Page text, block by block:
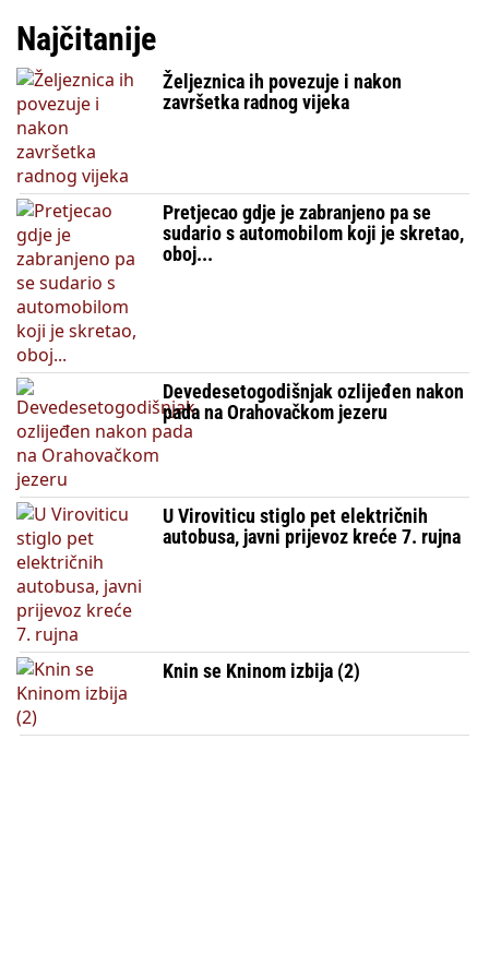
Najčitanije
Željeznica ih povezuje i nakon
završetka radnog vijeka
Pretjecao gdje je zabranjeno pa se
sudario s automobilom koji je skretao,
oboj...
Devedesetogodišnjak ozlijeđen nakon
pada na Orahovačkom jezeru
U Viroviticu stiglo pet električnih
autobusa, javni prijevoz kreće 7. rujna
Knin se Kninom izbija (2)